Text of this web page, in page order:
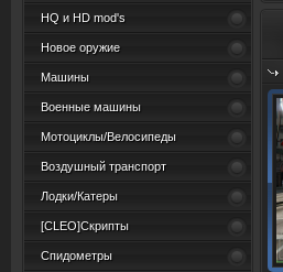
HQ и HD mod's
Новое оружие
Машины
Военные машины
Мотоциклы/Велосипеды
Воздушный транспорт
Лодки/Катеры
[CLEO]Скрипты
Спидометры